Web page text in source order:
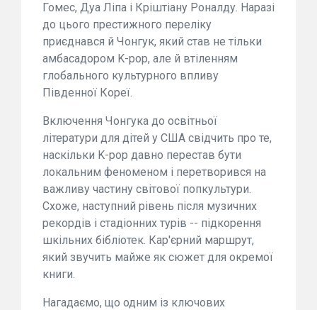
Гомес, Дуа Ліпа і Кріштіану Роналду. Наразі
до цього престижного переліку
приєднався й Чонгук, який став не тільки
амбасадором K-pop, але й втіленням
глобального культурного впливу
Південної Кореї.
Включення Чонгука до освітньої
літератури для дітей у США свідчить про те,
наскільки K-pop давно перестав бути
локальним феноменом і перетворився на
важливу частину світової попкультури.
Схоже, наступний рівень після музичних
рекордів і стадіонних турів -- підкорення
шкільних бібліотек. Кар'єрний маршрут,
який звучить майже як сюжет для окремої
книги.
Нагадаємо, що одним із ключових